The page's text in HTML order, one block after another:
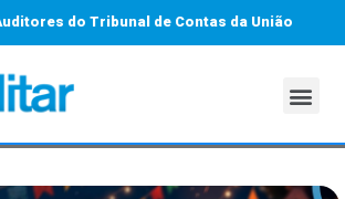
do Tribunal de Contas da União